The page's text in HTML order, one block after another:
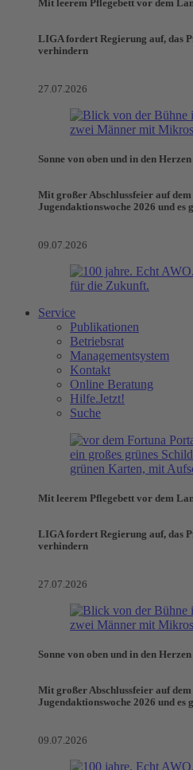
Mit leerem Pflegebett vor dem
LIGA fordert Regierung auf, das
verhindern
27.07.2026
Sonne von oben und in den Herzen
Mit großer Abschlussfeier auf dem
Jugendaktionswoche 2026 und es
09.07.2026
Service
Publikationen
Betriebsrat
Managementsystem
Kontakt
Online Beratung
Hilfe.Jetzt!
Suche
Mit leerem Pflegebett vor dem
LIGA fordert Regierung auf, das
verhindern
27.07.2026
Sonne von oben und in den Herzen
Mit großer Abschlussfeier auf dem
Jugendaktionswoche 2026 und es
09.07.2026